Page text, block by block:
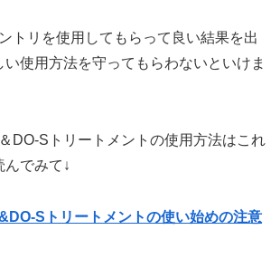
トリを使用してもらって良い結果を出
使用方法を守ってもらわないといけま
DO-Sトリートメントの使用方法はこれ
んでみて↓
Sトリートメントの使い始めの注意